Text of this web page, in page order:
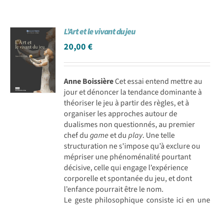
L’Art et le vivant du jeu
20,00€
Anne BoissièreCet essai entend mettre au
jour et dénoncer la tendance dominante à
théoriser le jeu à partir des règles, et à
organiser les approches autour de
dualismes non questionnés, au premier
chef dugameet duplay. Une telle
structuration ne s'impose qu’à exclure ou
mépriser une phénoménalité pourtant
décisive, celle qui engage l’expérience
corporelle et spontanée du jeu, et dont
l’enfance pourrait être le nom.
Le geste philosophique consiste ici en une